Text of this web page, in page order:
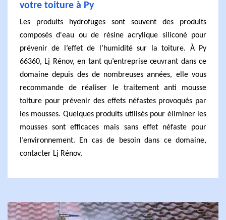
votre toiture à Py
Les produits hydrofuges sont souvent des produits
composés d'eau ou de résine acrylique siliconé pour
prévenir de l’effet de l’humidité sur la toiture. À Py
66360, Lj Rénov, en tant qu’entreprise œuvrant dans ce
domaine depuis des de nombreuses années, elle vous
recommande de réaliser le traitement anti mousse
toiture pour prévenir des effets néfastes provoqués par
les mousses. Quelques produits utilisés pour éliminer les
mousses sont efficaces mais sans effet néfaste pour
l’environnement. En cas de besoin dans ce domaine,
contacter Lj Rénov.